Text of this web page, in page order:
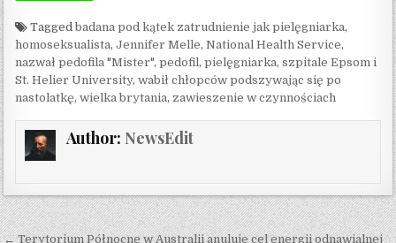
Taggedbadana pod kątek zatrudnienie jak pielęgniarka,
homoseksualista,Jennifer Melle,National Health Service,
nazwał pedofila "Mister",pedofil,pielęgniarka,szpitale Epsom i
St. Helier University,wabił chłopców podszywając się po
nastolatkę,wielka brytania, zawieszenie w czynnościach
Author: NewsEdit
← Terytorium Północne w Australii anuluje cel energii odnawialnej